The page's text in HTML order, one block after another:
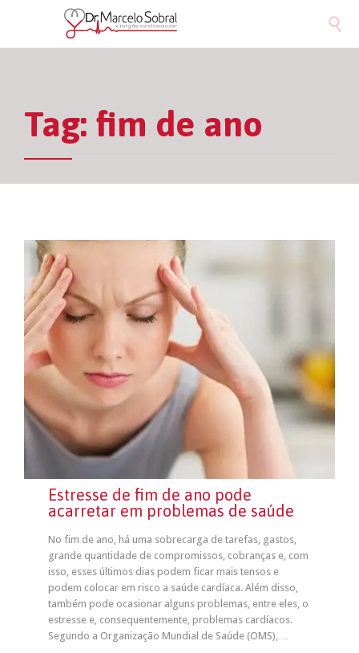

Tag: fim de ano
Estresse de fim de ano pode
acarretar em problemas de saúde
No fim de ano, há uma sobrecarga de tarefas, gastos,
grande quantidade de compromissos, cobranças e, com
isso, esses últimos dias podem ficar mais tensos e
podem colocar em risco a saúde cardíaca. Além disso,
também pode ocasionar alguns problemas, entre eles, o
estresse e, consequentemente, problemas cardíacos.
Segundo a Organização Mundial de Saúde (OMS),…